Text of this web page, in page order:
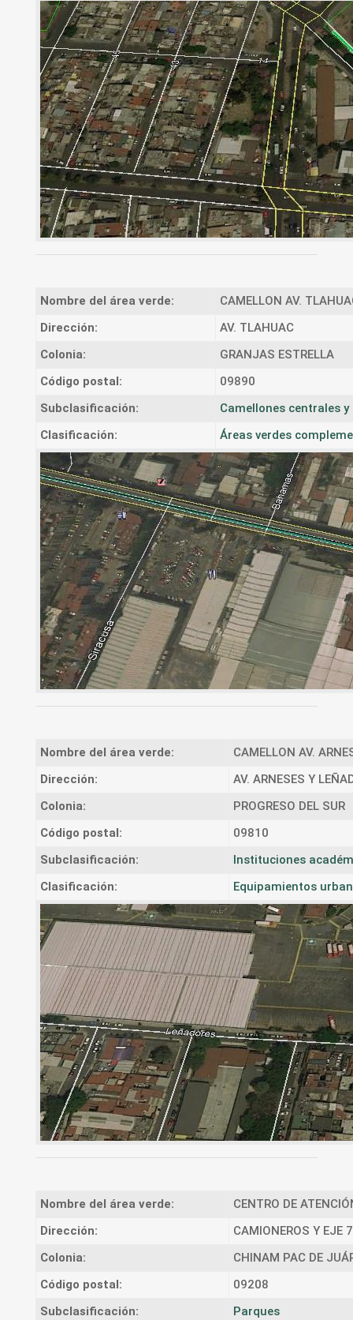
Nombre del área verde:
CAMELLON AV.
Dirección:
AV. TLAHUAC
Colonia:
GRANJAS ESTRELLA
Código postal:
09890
Subclasificación:
Camellones centrales
Clasificación:
Áreas verdes
Nombre del área verde:
CAMELLON AV.
Dirección:
AV. ARNESES Y
Colonia:
PROGRESO DEL SUR
Código postal:
09810
Subclasificación:
Instituciones
Clasificación:
Equipamientos
Nombre del área verde:
CENTRO DE
Dirección:
CAMIONEROS Y EJE
Colonia:
CHINAM PAC DE
Código postal:
09208
Subclasificación:
Parques